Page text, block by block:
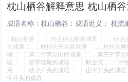
枕山栖谷 什么什么栖谷成语 什么
么成语
枕什么什么谷成语 枕什么栖
语
第二个字是山的成语 第三个字
语
谷字结尾的成语 联合式 中
用
枕字开头的成语 山字开头的成语
字开头的成语